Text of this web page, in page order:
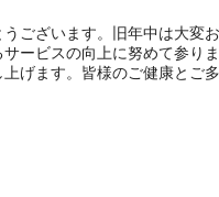
ございます。旧年中は大変
ービスの向上に努めて参り
げます。皆様のご健康とご